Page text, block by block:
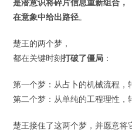
在意象中给出路径。
楚王的两个梦，
都在关键时刻打破了僵局 ：
第一个梦：从占卜的机械流程，
第二个梦：从单纯的工程理性，
楚王接住了这两个梦，并愿意将